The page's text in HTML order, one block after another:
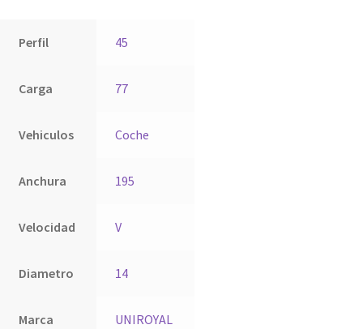
Perfil 45
Carga 77
Vehiculos Coche
Anchura 195
Velocidad V
Diametro 14
Marca UNIROYAL